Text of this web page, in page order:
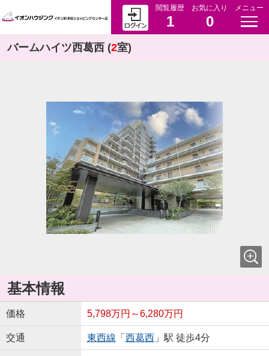
閲覧履歴
1
お気に入り
0
メニュー
バームハイツ西葛西 (2室)
基本情報
価格 5,798万円～6,280万円
交通 東西線 「 西葛西」駅 徒歩4分